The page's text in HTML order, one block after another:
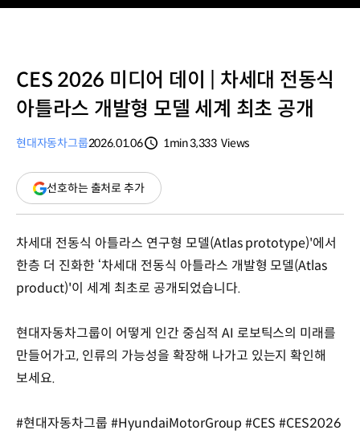
CES 2026 미디어 데이 | 차세대 전동식
아틀라스 개발형 모델 세계 최초 공개
현대자동차그룹2026.01.06
1min3,333 Views
선호하는 출처로 추가(새
창
차세대 전동식 아틀라스 연구형 모델(Atlas prototype)'에서
한층 더 진화한 ‘차세대 전동식 아틀라스 개발형 모델(Atlas
product)'이 세계 최초로 공개되었습니다.
현대자동차그룹이 어떻게 인간 중심적 AI 로보틱스의 미래를
만들어가고, 인류의 가능성을 확장해 나가고 있는지 확인해
보세요.
#현대자동차그룹 #HyundaiMotorGroup #CES #CES2026